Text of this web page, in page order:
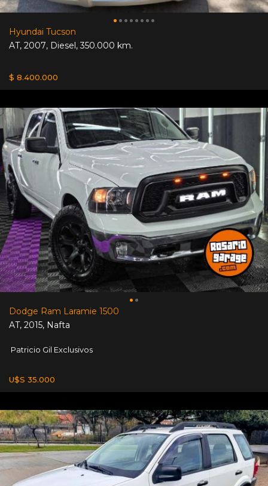
Hyundai Tucson
AT, 2007, Diesel,350.000 km.
$ 8.400.000
Dodge Ram Laramie 1500
AT, 2015, Nafta
Patricio Gil Exclusivos
U$S 35.000